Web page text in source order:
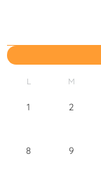
L M
1 2
8 9